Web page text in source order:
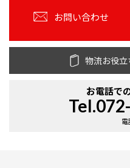
お問い合わせ
物流お役
お電話で